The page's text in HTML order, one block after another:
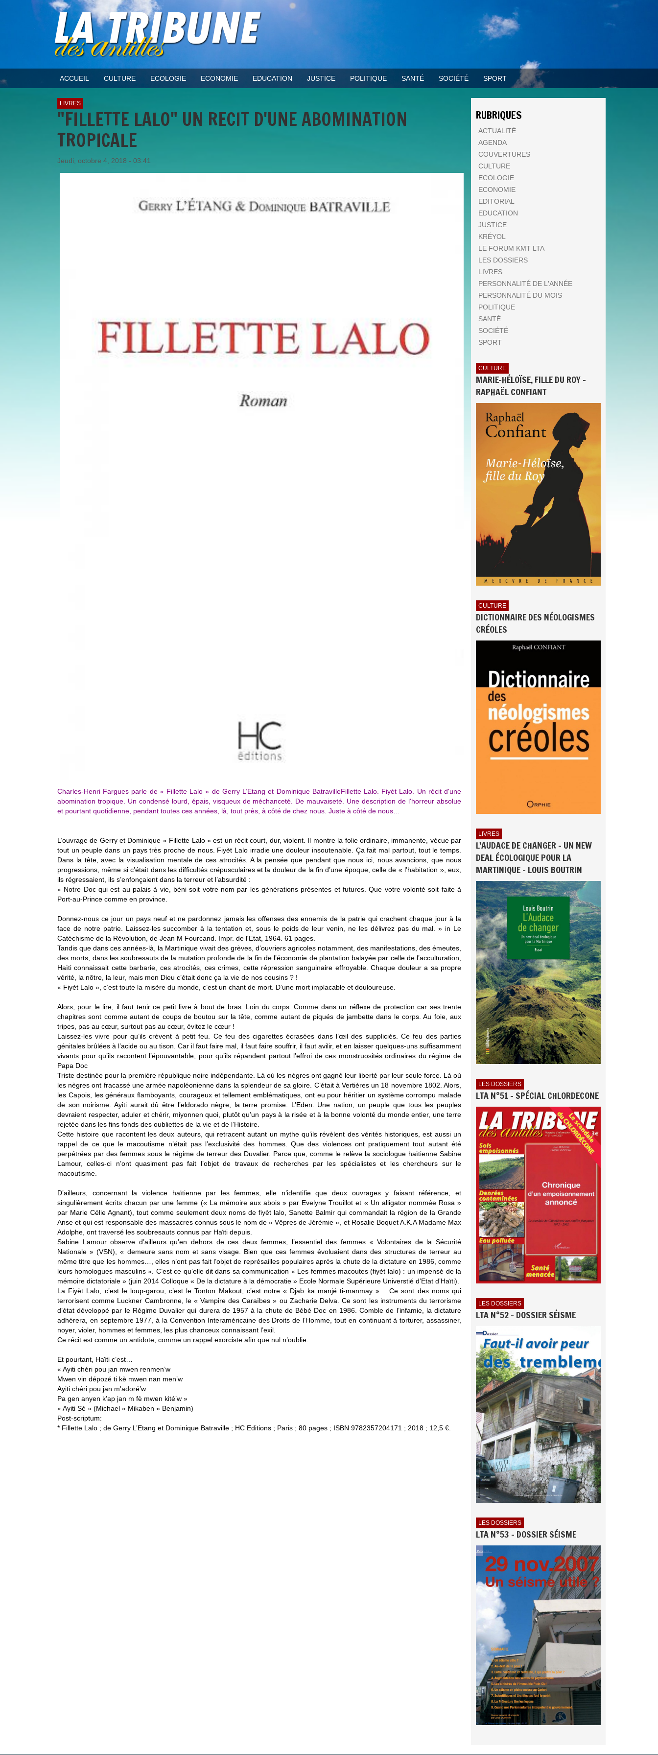
ACCUEIL CULTURE ECOLOGIE ECONOMIE EDUCATION JUSTICE POLITIQUE SANTÉ SOCIÉTÉ SPORT
LIVRES
"FILLETTE LALO" UN RECIT D'UNE ABOMINATION
TROPICALE
Jeudi, octobre 4, 2018 - 03:41
Charles-Henri Fargues parle de « Fillette Lalo » de Gerry L’Etang et Dominique BatravilleFillette Lalo. Fiyèt Lalo. Un récit d'une
abomination tropique. Un condensé lourd, épais, visqueux de méchanceté. De mauvaiseté. Une description de l'horreur absolue
et pourtant quotidienne, pendant toutes ces années, là, tout près, à côté de chez nous. Juste à côté de nous…
L’ouvrage de Gerry et Dominique « Fillette Lalo » est un récit court, dur, violent. Il montre la folie ordinaire, immanente, vécue par
tout un peuple dans un pays très proche de nous. Fiyèt Lalo irradie une douleur insoutenable. Ça fait mal partout, tout le temps.
Dans la tête, avec la visualisation mentale de ces atrocités. A la pensée que pendant que nous ici, nous avancions, que nous
progressions, même si c’était dans les difficultés crépusculaires et la douleur de la fin d’une époque, celle de « l’habitation », eux,
ils régressaient, ils s’enfonçaient dans la terreur et l’absurdité :
« Notre Doc qui est au palais à vie, béni soit votre nom par les générations présentes et futures. Que votre volonté soit faite à
Port-au-Prince comme en province.
Donnez-nous ce jour un pays neuf et ne pardonnez jamais les offenses des ennemis de la patrie qui crachent chaque jour à la
face de notre patrie. Laissez-les succomber à la tentation et, sous le poids de leur venin, ne les délivrez pas du mal. » in Le
Catéchisme de la Révolution, de Jean M Fourcand. Impr. de l'Etat, 1964. 61 pages.
Tandis que dans ces années-là, la Martinique vivait des grèves, d’ouvriers agricoles notamment, des manifestations, des émeutes,
des morts, dans les soubresauts de la mutation profonde de la fin de l’économie de plantation balayée par celle de l’acculturation,
Haïti connaissait cette barbarie, ces atrocités, ces crimes, cette répression sanguinaire effroyable. Chaque douleur a sa propre
vérité, la nôtre, la leur, mais mon Dieu c’était donc ça la vie de nos cousins ? !
« Fiyèt Lalo », c’est toute la misère du monde, c’est un chant de mort. D’une mort implacable et douloureuse.
Alors, pour le lire, il faut tenir ce petit livre à bout de bras. Loin du corps. Comme dans un réflexe de protection car ses trente
chapitres sont comme autant de coups de boutou sur la tête, comme autant de piqués de jambette dans le corps. Au foie, aux
tripes, pas au cœur, surtout pas au cœur, évitez le cœur !
Laissez-les vivre pour qu’ils crèvent à petit feu. Ce feu des cigarettes écrasées dans l’œil des suppliciés. Ce feu des parties
génitales brûlées à l’acide ou au tison. Car il faut faire mal, il faut faire souffrir, il faut avilir, et en laisser quelques-uns suffisamment
vivants pour qu’ils racontent l’épouvantable, pour qu’ils répandent partout l’effroi de ces monstruosités ordinaires du régime de
Papa Doc
Triste destinée pour la première république noire indépendante. Là où les nègres ont gagné leur liberté par leur seule force. Là où
les nègres ont fracassé une armée napoléonienne dans la splendeur de sa gloire. C’était à Vertières un 18 novembre 1802. Alors,
les Capois, les généraux flamboyants, courageux et tellement emblématiques, ont eu pour héritier un système corrompu malade
de son noirisme. Ayiti aurait dû être l’eldorado nègre, la terre promise. L’Eden. Une nation, un peuple que tous les peuples
devraient respecter, aduler et chérir, miyonnen quoi, plutôt qu’un pays à la risée et à la bonne volonté du monde entier, une terre
rejetée dans les fins fonds des oubliettes de la vie et de l’Histoire.
Cette histoire que racontent les deux auteurs, qui retracent autant un mythe qu’ils révèlent des vérités historiques, est aussi un
rappel de ce que le macoutisme n’était pas l’exclusivité des hommes. Que des violences ont pratiquement tout autant été
perpétrées par des femmes sous le régime de terreur des Duvalier. Parce que, comme le relève la sociologue haïtienne Sabine
Lamour, celles-ci n’ont quasiment pas fait l’objet de travaux de recherches par les spécialistes et les chercheurs sur le
macoutisme.
D’ailleurs, concernant la violence haïtienne par les femmes, elle n’identifie que deux ouvrages y faisant référence, et
singulièrement écrits chacun par une femme (« La mémoire aux abois » par Evelyne Trouillot et « Un alligator nommée Rosa »
par Marie Célie Agnant), tout comme seulement deux noms de fiyèt lalo, Sanette Balmir qui commandait la région de la Grande
Anse et qui est responsable des massacres connus sous le nom de « Vêpres de Jérémie », et Rosalie Boquet A.K.A Madame Max
Adolphe, ont traversé les soubresauts connus par Haïti depuis.
Sabine Lamour observe d’ailleurs qu’en dehors de ces deux femmes, l’essentiel des femmes « Volontaires de la Sécurité
Nationale » (VSN), « demeure sans nom et sans visage. Bien que ces femmes évoluaient dans des structures de terreur au
même titre que les hommes…, elles n’ont pas fait l’objet de représailles populaires après la chute de la dictature en 1986, comme
leurs homologues masculins ». C’est ce qu’elle dit dans sa communication « Les femmes macoutes (fiyèt lalo) : un impensé de la
mémoire dictatoriale » (juin 2014 Colloque « De la dictature à la démocratie » Ecole Normale Supérieure Universtié d’Etat d’Haïti).
La Fiyèt Lalo, c’est le loup-garou, c’est le Tonton Makout, c’est notre « Djab ka manjé ti-manmay »… Ce sont des noms qui
terrorisent comme Luckner Cambronne, le « Vampire des Caraïbes » ou Zacharie Delva. Ce sont les instruments du terrorisme
d’état développé par le Régime Duvalier qui durera de 1957 à la chute de Bébé Doc en 1986. Comble de l’infamie, la dictature
adhérera, en septembre 1977, à la Convention Interaméricaine des Droits de l’Homme, tout en continuant à torturer, assassiner,
noyer, violer, hommes et femmes, les plus chanceux connaissant l’exil.
Ce récit est comme un antidote, comme un rappel exorciste afin que nul n’oublie.
Et pourtant, Haïti c’est…
« Ayiti chéri pou jan mwen renmen’w
Mwen vin dépozé ti kè mwen nan men’w
Ayiti chéri pou jan m'adoré’w
Pa gen anyen k'ap jan m fè mwen kité’w »
« Ayiti Sé » (Michael « Mikaben » Benjamin)
Post-scriptum:
* Fillette Lalo ; de Gerry L’Etang et Dominique Batraville ; HC Editions ; Paris ; 80 pages ; ISBN 9782357204171 ; 2018 ; 12,5 €.
RUBRIQUES
ACTUALITÉ
AGENDA
COUVERTURES
CULTURE
ECOLOGIE
ECONOMIE
EDITORIAL
EDUCATION
JUSTICE
KRÉYOL
LE FORUM KMT LTA
LES DOSSIERS
LIVRES
PERSONNALITÉ DE L'ANNÉE
PERSONNALITÉ DU MOIS
POLITIQUE
SANTÉ
SOCIÉTÉ
SPORT
CULTURE
MARIE-HÉLOÏSE, FILLE DU ROY -
RAPHAËL CONFIANT
CULTURE
DICTIONNAIRE DES NÉOLOGISMES
CRÉOLES
LIVRES
L'AUDACE DE CHANGER - UN NEW
DEAL ÉCOLOGIQUE POUR LA
MARTINIQUE - LOUIS BOUTRIN
LES DOSSIERS
LTA N°51 - SPÉCIAL CHLORDECONE
LES DOSSIERS
LTA N°52 - DOSSIER SÉISME
LES DOSSIERS
LTA N°53 - DOSSIER SÉISME